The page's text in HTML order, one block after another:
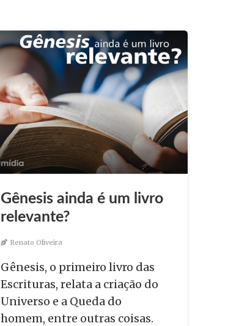
Gênesis ainda é um livro
relevante?
Renato Oliveira
Gênesis, o primeiro livro das
Escrituras, relata a criação do
Universo e a Queda do
homem, entre outras coisas.